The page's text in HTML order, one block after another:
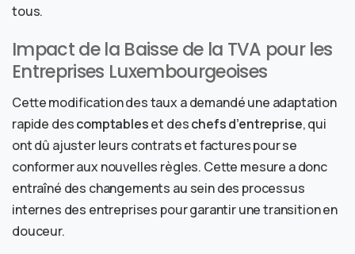
tous.
Impact de la Baisse de la TVA pour les
Entreprises Luxembourgeoises
Cette modification des taux a demandé une adaptation
rapide descomptableset deschefs d’entreprise, qui
ont dû ajuster leurs contrats et factures pour se
conformer aux nouvelles règles. Cette mesure a donc
entraîné des changements au sein des processus
internes des entreprises pour garantir une transition en
douceur.